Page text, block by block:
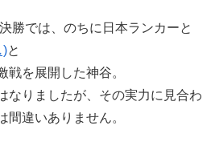
勝では、のちに日本ランカーと
)と
戦を展開した神谷。
なりましたが、その実力に見合わ
間違いありません。